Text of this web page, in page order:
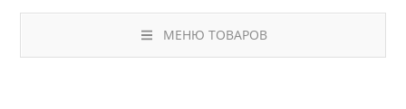
МЕНЮ ТОВАРОВ